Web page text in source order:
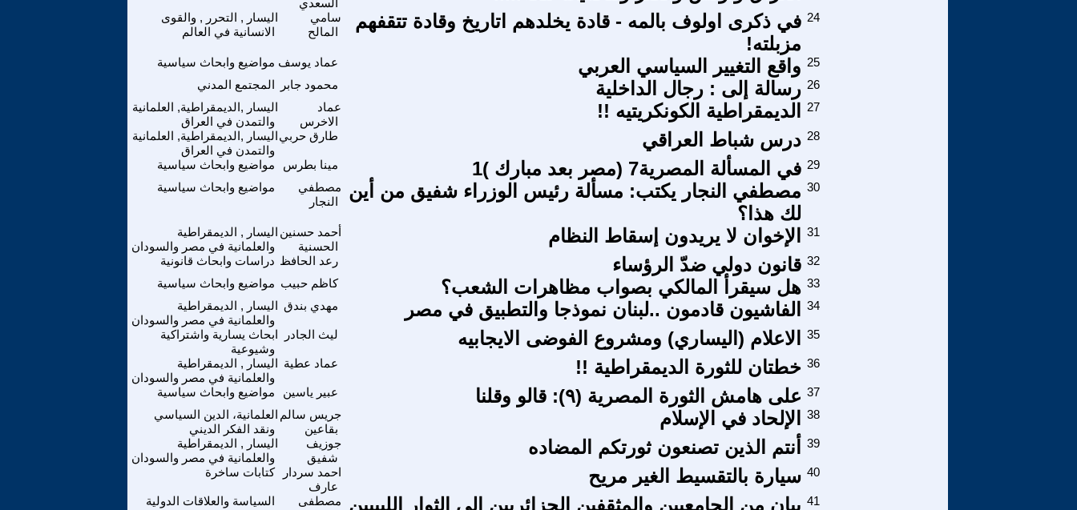
السعدي
اليسار , التحرر , والقوى
الانسانية في العالم
سامي
المالح
في ذكرى اولوف بالمه - قادة يخلدهم اتاريخ وقادة تتقفهم
مزبلته!
24
مواضيع وابحاث سياسية عماد يوسف واقع التغيير السياسي العربي 25
المجتمع المدني
محمود جابر رسالة إلى : رجال الداخلية 26
اليسار ,الديمقراطية, العلمانية
والتمدن في العراق
عماد
الاخرس
الديمقراطية الكونكريتيه !! 27
اليسار ,الديمقراطية, العلمانية
والتمدن في العراق
طارق حربي درس شباط العراقي 28
مواضيع وابحاث سياسية مينا بطرس في المسألة المصرية7 (مصر بعد مبارك )1 29
مواضيع وابحاث سياسية
مصطفي
النجار
مصطفي النجار يكتب: مسألة رئيس الوزراء شفيق من أين
لك هذا؟
30
اليسار , الديمقراطية
والعلمانية في مصر والسودان
أحمد حسنين
الحسنية
الإخوان لا يريدون إسقاط النظام 31
دراسات وابحاث قانونية رعد الحافظ قانون دولي ضدّ الرؤساء 32
مواضيع وابحاث سياسية كاظم حبيب هل سيقرأ المالكي بصواب مظاهرات الشعب؟ 33
اليسار , الديمقراطية
والعلمانية في مصر والسودان
مهدي بندق الفاشيون قادمون ..لبنان نموذجا والتطبيق في مصر 34
ابحاث يسارية واشتراكية
وشيوعية
ليث الجادر الاعلام (اليساري) ومشروع الفوضى الايجابيه 35
اليسار , الديمقراطية
والعلمانية في مصر والسودان
عماد عطية خطتان للثورة الديمقراطية !! 36
مواضيع وابحاث سياسية عبير ياسين على هامش الثورة المصرية (٩): قالو وقلنا 37
العلمانية، الدين السياسي
ونقد الفكر الديني
جريس سالم
بقاعين
الإلحاد في الإسلام 38
اليسار , الديمقراطية
والعلمانية في مصر والسودان
جوزيف
شفيق
أنتم الذين تصنعون ثورتكم المضاده 39
كتابات ساخرة
احمد سردار
عارف
سيارة بالتقسيط الغير مريح 40
السياسة والعلاقات الدولية
مصطفى
بيان من الجامعيين والمثقفين الجزائريين الى الثوار الليبيين 41